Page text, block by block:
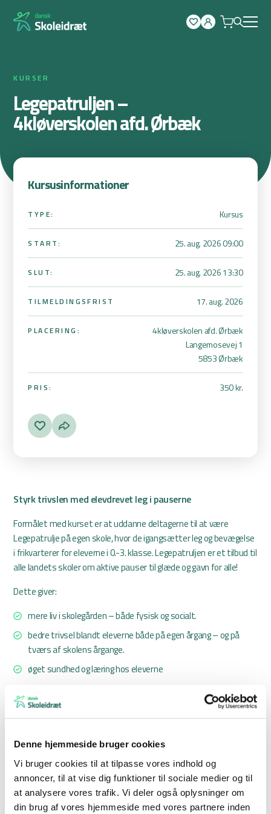
Denne hjemmeside bruger cookies
Vi bruger cookies til at tilpasse vores indhold og
annoncer, til at vise dig funktioner til sociale medier og til
at analysere vores trafik. Vi deler også oplysninger om
din brug af vores hjemmeside med vores partnere inden
KURSER
Legepatruljen –
4kløverskolen afd. Ørbæk
Kursusinformationer
TYPE: Kursus
START: 25. aug. 2026 09:00
SLUT: 25. aug. 2026 13:30
TILMELDINGSFRIST 17. aug. 2026
PLACERING:
4kløverskolen afd. Ørbæk
Langemosevej 1
5853 Ørbæk
PRIS: 350 kr.
Styrk trivslen med elevdrevet leg i pauserne
Formålet med kurset er at uddanne deltagerne til at være
Legepatrulje på egen skole, hvor de igangsætter leg og bevægelse
i frikvarterer for eleverne i 0.-3. klasse. Legepatruljen er et tilbud til
alle landets skoler om aktive pauser til glæde og gavn for alle!
Dette giver:
mere liv i skolegården – både fysisk og socialt.
bedre trivsel blandt eleverne både på egen årgang – og på
tværs af skolens årgange.
øget sundhed og læring hos eleverne
Kurset indeholder introduktion til lege, som både faciliteres af
instruktøren, men også hvor deltagerne er opdelt i mindre grupper,
der instruerer hinanden i udvalgte lege og selv leger med.
både de praktiske aktiviteter og det at være rollemodel og
igangsætter.
Ved åbne kurser anbefales det, at den enkelte skole efter egne
kriterier udvælger 6-8 elever, gerne af begge køn og på tværs af